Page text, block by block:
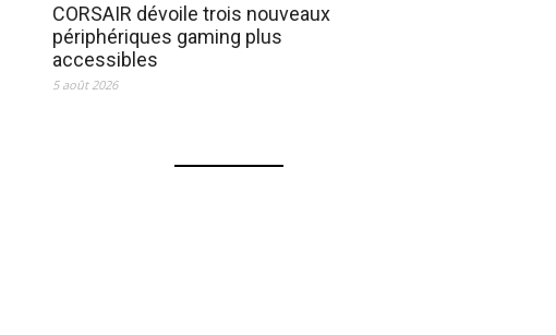
CORSAIR dévoile trois nouveaux
périphériques gaming plus
accessibles
5 août 2026